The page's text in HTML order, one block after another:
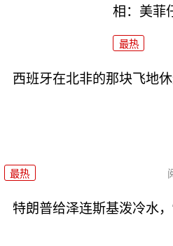
相：美菲
最热
西班牙在北非的那块飞地
最热
特朗普给泽连斯基泼冷水